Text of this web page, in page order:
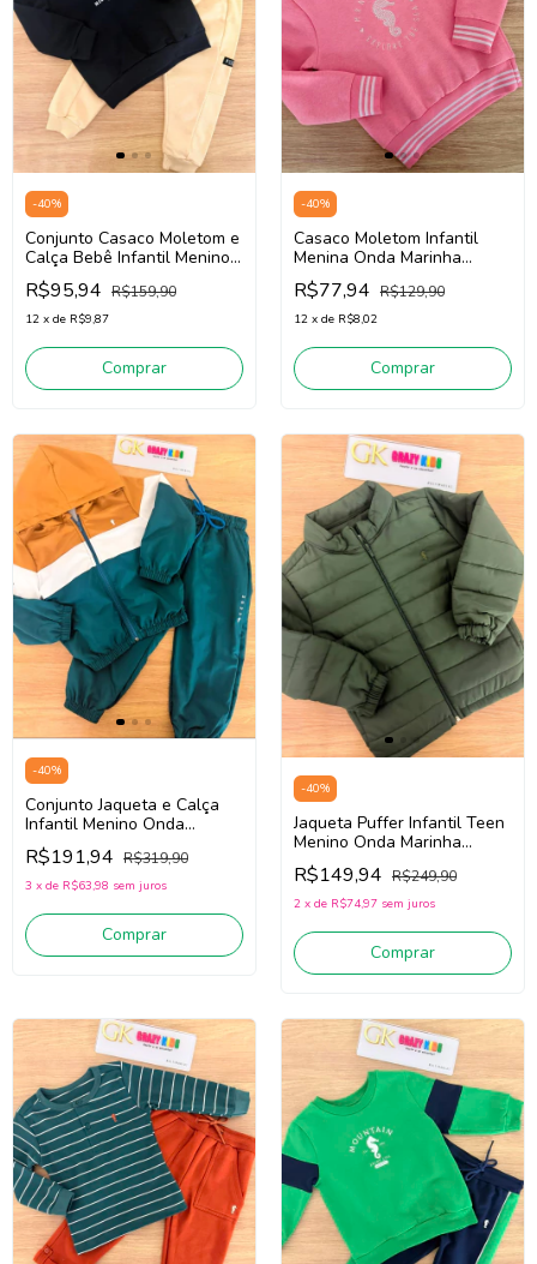
-40%
Conjunto Casaco Moletom e
Calça Bebê Infantil Menino
Onda Marinha 1261035
(Preto/Bege)
R$95,94 R$159,90
12 x de R$9,87
Comprar
-40%
Casaco Moletom Infantil
Menina Onda Marinha
1261078 ( Rosa )
R$77,94 R$129,90
12 x de R$8,02
Comprar
-40%
Conjunto Jaqueta e Calça
Infantil Menino Onda
Marinha 1261071
(Verde/Mostarda/Off White)
R$191,94 R$319,90
3 x de R$63,98 sem juros
Comprar
-40%
Jaqueta Puffer Infantil Teen
Menino Onda Marinha
1261113 (Verde)
R$149,94 R$249,90
2 x de R$74,97 sem juros
Comprar